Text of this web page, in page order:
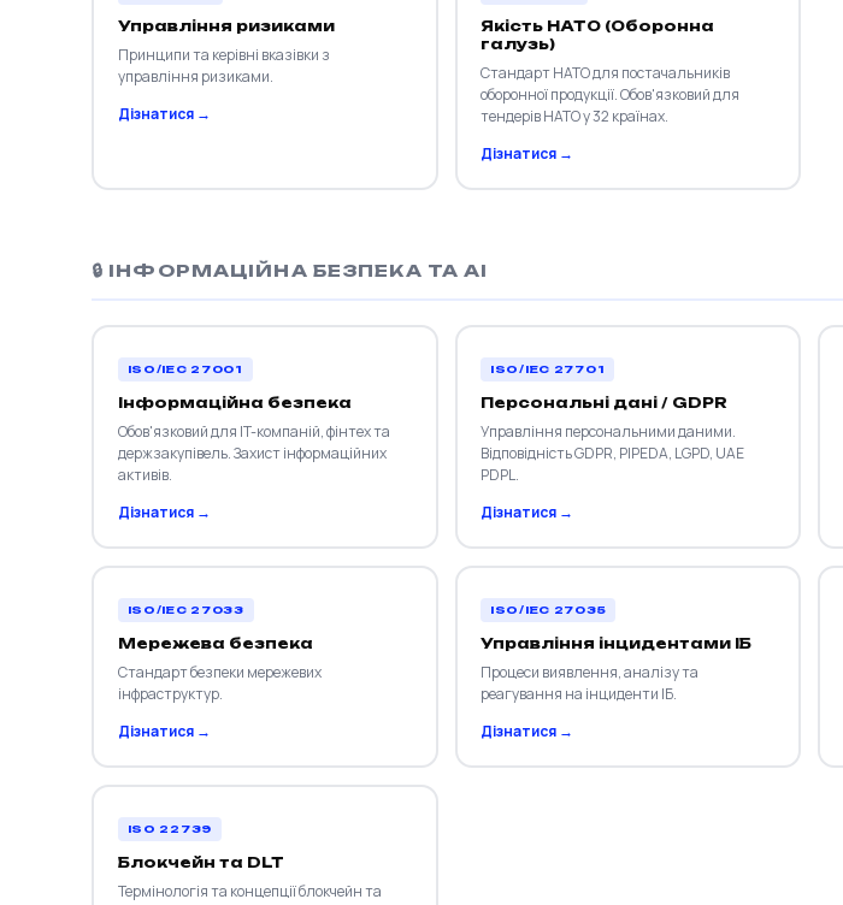
Управління ризиками
Принципи та керівні вказівки з
управління ризиками.
Дізнатися →
Якість НАТО (Оборонна
галузь)
Стандарт НАТО для постачальників
оборонної продукції. Обов'язковий для
тендерів НАТО у 32 країнах.
Дізнатися →
🔒 ІНФОРМАЦІЙНА БЕЗПЕКА ТА AI
ISO/IEC 27001
Інформаційна безпека
Обов'язковий для IT-компаній, фінтех та
держзакупівель. Захист інформаційних
активів.
Дізнатися →
ISO/IEC 27701
Персональні дані / GDPR
Управління персональними даними.
Відповідність GDPR, PIPEDA, LGPD, UAE
PDPL.
Дізнатися →
ISO/IEC 27033
Мережева безпека
Стандарт безпеки мережевих
інфраструктур.
Дізнатися →
ISO/IEC 27035
Управління інцидентами ІБ
Процеси виявлення, аналізу та
реагування на інциденти ІБ.
Дізнатися →
ISO 22739
Блокчейн та DLT
Термінологія та концепції блокчейн та